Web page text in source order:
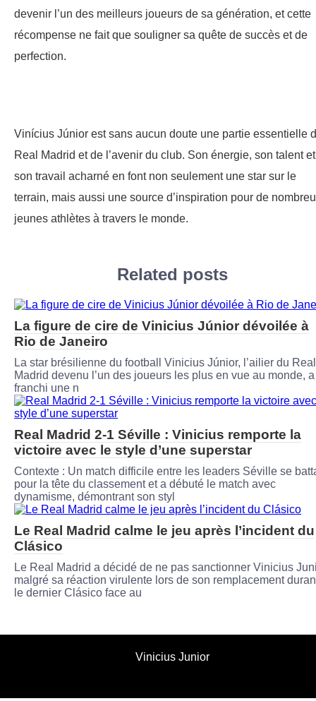
devenir l’un des meilleurs joueurs de sa génération, et cette
récompense ne fait que souligner sa quête de succès et de
perfection.
Vinícius Júnior est sans aucun doute une partie essentielle
Real Madrid et de l’avenir du club. Son énergie, son talent et
son travail acharné en font non seulement une star sur le
terrain, mais aussi une source d’inspiration pour de
jeunes athlètes à travers le monde.
Related posts
La figure de cire de Vinicius Júnior dévoilée à
Rio de Janeiro
La star brésilienne du football Vinicius Júnior, l’ailier du Real
Madrid devenu l’un des joueurs les plus en vue au monde, a
franchi une n
Real Madrid 2-1 Séville : Vinicius remporte la
victoire avec le style d’une superstar
Contexte : Un match difficile entre les leaders Séville se
pour la tête du classement et a débuté le match avec
dynamisme, démontrant son styl
Le Real Madrid calme le jeu après l’incident du
Clásico
Le Real Madrid a décidé de ne pas sanctionner Vinicius
malgré sa réaction virulente lors de son remplacement
le dernier Clásico face au
Vinicius Junior